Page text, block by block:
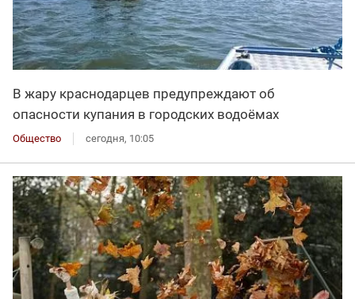
В жару краснодарцев предупреждают об
опасности купания в городских водоёмах
Общество сегодня, 10:05